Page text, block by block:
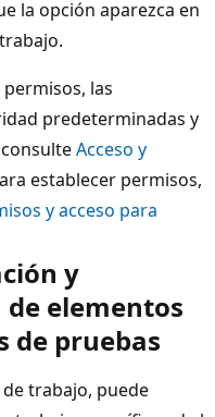
la opción aparezca en
las
predeterminadas y
Acceso y
establecer permisos,
y acceso para
y
elementos
de pruebas
trabajo, puede